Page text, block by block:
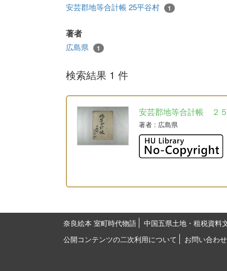
安芸郡地等合計帳 25平谷村 1
著者
広島県 1
検索結果 1 件
安芸郡地等合計帳 ２
著者 : 広島県
奈良絵本 室町時代物語
中国五県土地・租税資料
公開コンテンツの二次利用について
お問い合わせ